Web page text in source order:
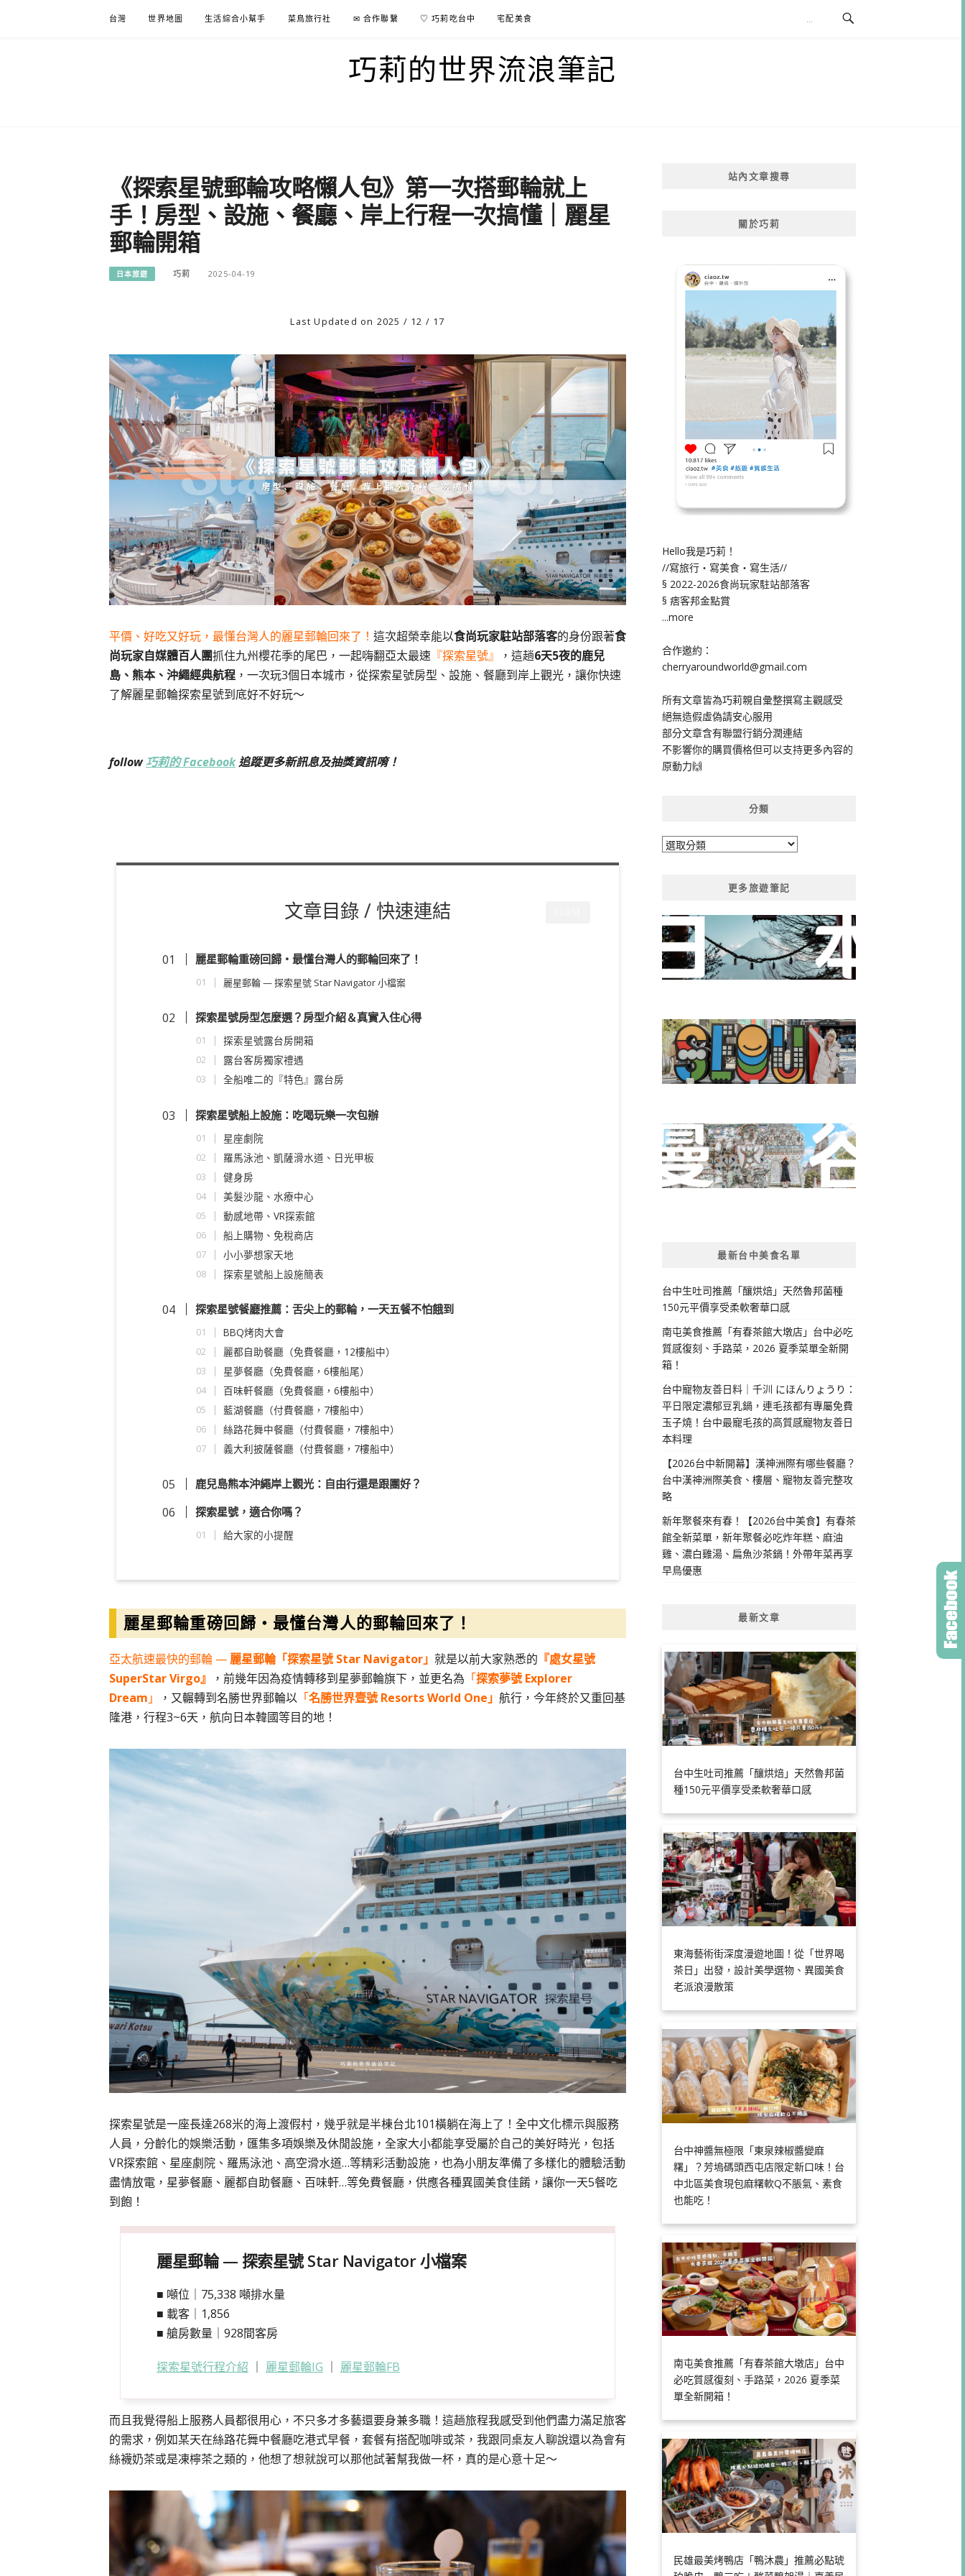
台灣 世界地圖 生活綜合小幫手 菜鳥旅行社 ✉ 合作聯繫 ♡ 巧莉吃台中 宅配美食
巧莉的世界流浪筆記
《探索星號郵輪攻略懶人包》第一次搭郵輪就上
手！房型、設施、餐廳、岸上行程一次搞懂｜麗星
郵輪開箱
日本旅遊 巧莉 2025-04-19
Last Updated on 2025 / 12 / 17
平價、好吃又好玩，最懂台灣人的麗星郵輪回來了！ 這次超榮幸能以食尚玩家駐站部落客的身份跟著食
尚玩家自媒體百人團抓住九州櫻花季的尾巴，一起嗨翻亞太最速 『探索星號』 ，這趟6天5夜的鹿兒
島、熊本、沖繩經典航程 ，一次玩3個日本城市，從探索星號房型、設施、餐廳到岸上觀光，讓你快速
了解麗星郵輪探索星號到底好不好玩～
follow巧莉的 Facebook追蹤更多新訊息及抽獎資訊唷！
文章目錄 / 快速連結
麗星郵輪重磅回歸・最懂台灣人的郵輪回來了！
麗星郵輪 — 探索星號 Star Navigator 小檔案
探索星號房型怎麼選？房型介紹＆真實入住心得
探索星號露台房開箱
露台客房獨家禮遇
全船唯二的『特色』露台房
探索星號船上設施：吃喝玩樂一次包辦
星座劇院
羅馬泳池、凱薩滑水道、日光甲板
健身房
美髮沙龍、水療中心
動感地帶、VR探索館
船上購物、免稅商店
小小夢想家天地
探索星號船上設施簡表
探索星號餐廳推薦：舌尖上的郵輪，一天五餐不怕餓到
BBQ烤肉大會
麗都自助餐廳（免費餐廳，12樓船中）
星夢餐廳（免費餐廳，6樓船尾）
百味軒餐廳（免費餐廳，6樓船中）
藍湖餐廳（付費餐廳，7樓船中）
絲路花舞中餐廳（付費餐廳，7樓船中）
義大利披薩餐廳（付費餐廳，7樓船中）
鹿兒島熊本沖繩岸上觀光：自由行還是跟團好？
探索星號，適合你嗎？
給大家的小提醒
麗星郵輪重磅回歸・最懂台灣人的郵輪回來了！
亞太航速最快的郵輪 — 麗星郵輪「探索星號 Star Navigator」 就是以前大家熟悉的 『處女星號
SuperStar Virgo』
，前幾年因為疫情轉移到星夢郵輪旗下，並更名為 「探索夢號 Explorer
Dream 」 ，又輾轉到名勝世界郵輪以 「名勝世界壹號 Resorts World One」 航行，今年終於又重回基
隆港，行程3~6天，航向日本韓國等目的地！
探索星號是一座長達268米的海上渡假村，幾乎就是半棟台北101橫躺在海上了！全中文化標示與服務
人員，分齡化的娛樂活動，匯集多項娛樂及休閒設施，全家大小都能享受屬於自己的美好時光，包括
VR探索館、星座劇院、羅馬泳池、高空滑水道…等精彩活動設施，也為小朋友準備了多樣化的體驗活動
盡情放電，星夢餐廳、麗都自助餐廳、百味軒…等免費餐廳，供應各種異國美食佳餚，讓你一天5餐吃
到飽！
麗星郵輪 — 探索星號 Star Navigator 小檔案
■ 噸位｜75,338 噸排水量
■ 載客｜1,856
■ 艙房數量｜928間客房
探索星號行程介紹 麗星郵輪IG 麗星郵輪FB
而且我覺得船上服務人員都很用心，不只多才多藝還要身兼多職！這趟旅程我感受到他們盡力滿足旅客
的需求，例如某天在絲路花舞中餐廳吃港式早餐，套餐有搭配咖啡或茶，我跟同桌友人聊說還以為會有
絲襪奶茶或是凍檸茶之類的，他想了想就說可以那他試著幫我做一杯，真的是心意十足～
站內文章搜尋
關於巧莉
Hello我是巧莉！
//寫旅行・寫美食・寫生活//
§ 2022-2026食尚玩家駐站部落客
§ 痞客邦金點賞
...more
合作邀約：
cherryaroundworld@gmail.com
所有文章皆為巧莉親自彙整撰寫主觀感受
絕無造假虛偽請安心服用
部分文章含有聯盟行銷分潤連結
不影響你的購買價格但可以支持更多內容的
原動力🙌
分類
分
更多旅遊筆記
最新台中美食名單
台中生吐司推薦「釀烘焙」天然魯邦菌種
150元平價享受柔軟奢華口感
南屯美食推薦「有春茶館大墩店」台中必吃
質感復刻、手路菜，2026 夏季菜單全新開
箱！
台中寵物友善日料｜千汌 にほんりょうり：
平日限定濃郁豆乳鍋，連毛孩都有專屬免費
玉子燒！台中最寵毛孩的高質感寵物友善日
本料理
【2026台中新開幕】漢神洲際有哪些餐廳？
台中漢神洲際美食、樓層、寵物友善完整攻
略
新年聚餐來有春！【2026台中美食】有春茶
館全新菜單，新年聚餐必吃炸年糕、麻油
雞、濃白雞湯、扁魚沙茶鍋！外帶年菜再享
早鳥優惠
最新文章
台中生吐司推薦「釀烘焙」天然魯邦菌
種150元平價享受柔軟奢華口感
東海藝術街深度漫遊地圖！從「世界喝
茶日」出發，設計美學選物、異國美食
老派浪漫散策
台中神醬無極限「東泉辣椒醬變麻
糬」？芳塢碼頭西屯店限定新口味！台
中北區美食現包麻糬軟Q不脹氣、素食
也能吃！
南屯美食推薦「有春茶館大墩店」台中
必吃質感復刻、手路菜，2026 夏季菜
單全新開箱！
民雄最美烤鴨店「鴨沐農」推薦必點琥